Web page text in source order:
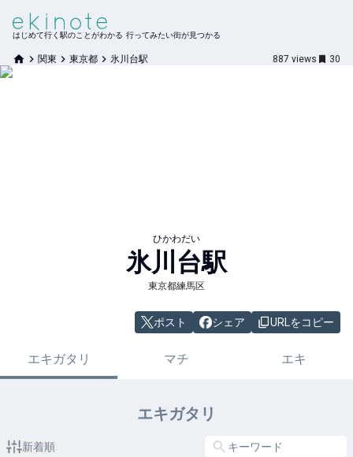
はじめて行く駅のことがわかる 行ってみたい街が見つかる
関東 東京都 氷川台駅 887 views 30
ひかわだい
氷川台駅
東京都練馬区
ポスト シェア URLをコピー
エキガタリ マチ エキ
エキガタリ
新着順